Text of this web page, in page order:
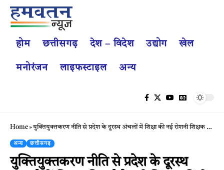
होम छत्तीसगढ़ देश – विदेश उद्योग खेल
मनोरंजन लाइफस्टाइल अन्य
Home»युक्तियुक्तकरण नीति से प्रदेश के दूरस्थ अंचलों में शिक्षा की नई रोशनी शिक्षक विहीन विद्यालयों को मिले शिक्षक, बच्चों को मिल रही नियमित और गुणवत्तापूर्ण पढ़ाई.
अन्य छत्तीसगढ़
युक्तियुक्तकरण नीति से प्रदेश के दूरस्थ